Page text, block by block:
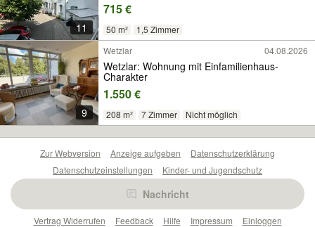
11
715 €
50 m² 1,5 Zimmer
9
Wetzlar 04.08.2026
Wetzlar: Wohnung mit Einfamilienhaus-
Charakter
1.550 €
208 m² 7 Zimmer Nicht möglich
Nachricht
Zur Webversion Anzeige aufgeben
Datenschutzerklärung
Datenschutzeinstellungen
Kinder- und Jugendschutz
Barrierefreiheitserklärung
Vertrag Widerrufen
Feedback Hilfe Impressum Einloggen